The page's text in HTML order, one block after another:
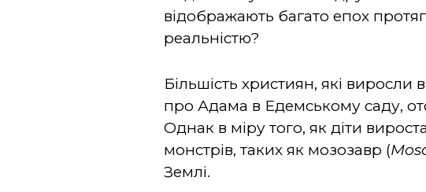
відображають багато епох
реальністю?
Більшість християн, які
про Адама в Едемському саду,
Однак в міру того, як діти
монстрів, таких як мозозавр (
Землі.